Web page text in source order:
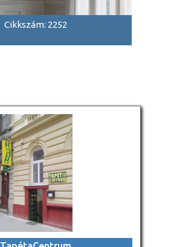
Cikkszám: 2252